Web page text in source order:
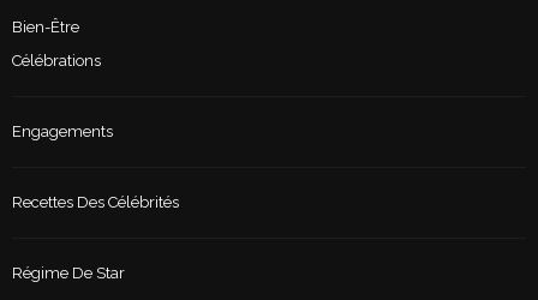
Bien-Être
Célébrations
Engagements
Recettes Des Célébrités
Régime De Star